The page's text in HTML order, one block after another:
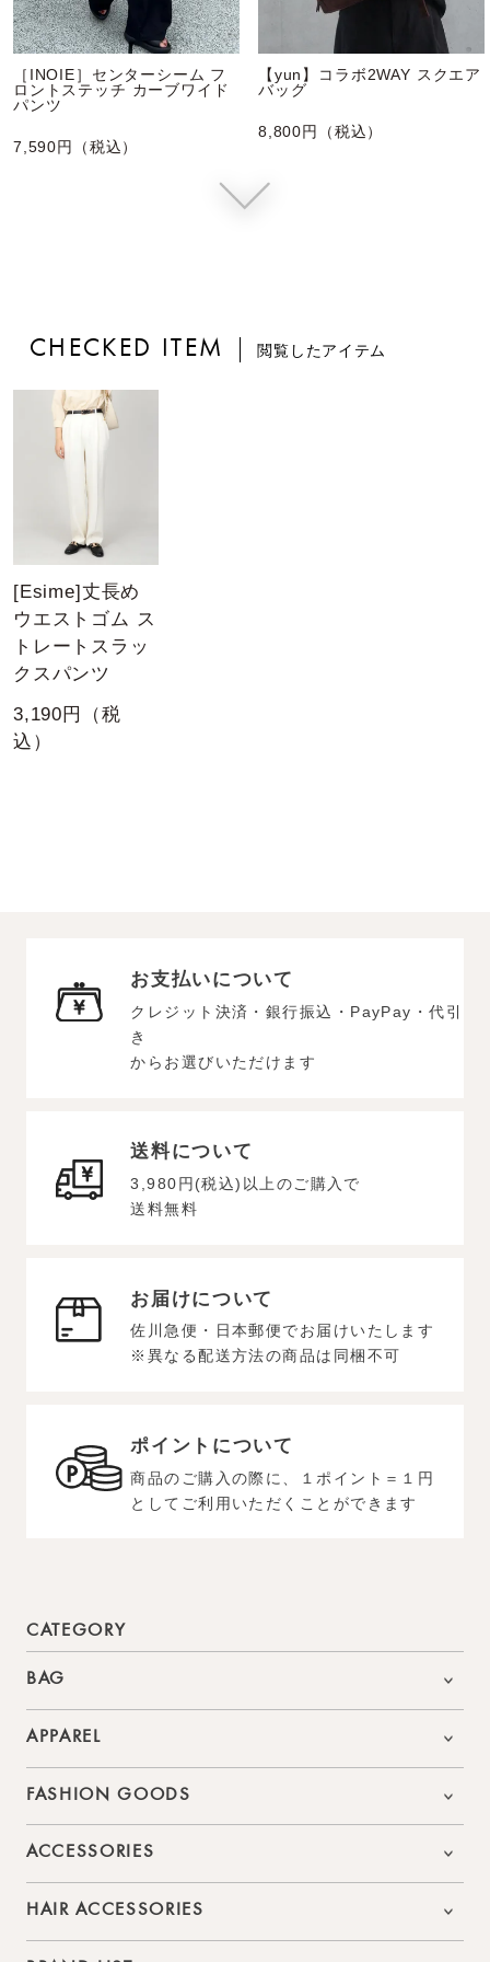
［INOIE］センターシーム フ
ロントステッチ カーブワイド
パンツ
7,590円（税込）
【yun】コラボ2WAY スクエア
バッグ
8,800円（税込）
CHECKED ITEM 閲覧したアイテム
[Esime]丈長め
ウエストゴム ス
トレートスラッ
クスパンツ
3,190円（税
込）
お支払いについて
クレジット決済・銀行振込・PayPay・代引
き
からお選びいただけます
送料について
3,980円(税込)以上のご購入で
送料無料
お届けについて
佐川急便・日本郵便でお届けいたします
※異なる配送方法の商品は同梱不可
ポイントについて
商品のご購入の際に、１ポイント＝１円
としてご利用いただくことができます
CATEGORY
BAG
APPAREL
FASHION GOODS
ACCESSORIES
HAIR ACCESSORIES